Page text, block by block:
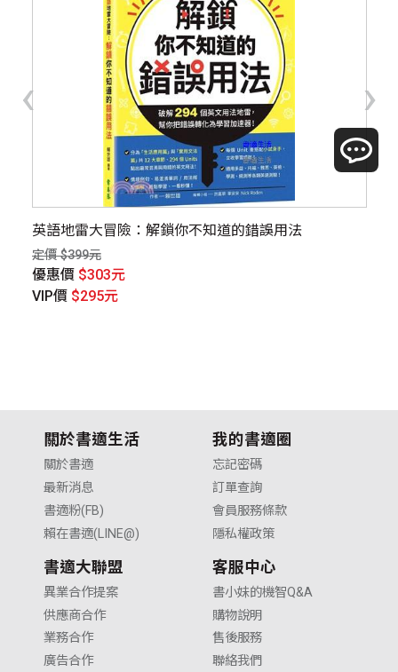
英語地雷大冒險：解鎖你不知道的錯誤用法
定價 $399元
優惠價 $303元
VIP價 $295元
‹ ›
關於書適生活
關於書適
最新消息
書適粉(FB)
賴在書適(LINE@)
我的書適圈
忘記密碼
訂單查詢
會員服務條款
隱私權政策
書適大聯盟
異業合作提案
供應商合作
業務合作
廣告合作
客服中心
書小妹的機智Q&A
購物說明
售後服務
聯絡我們